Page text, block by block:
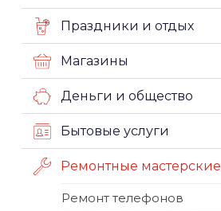
Праздники и отдых
Магазины
Деньги и общество
Бытовые услуги
Ремонтные мастерские
Ремонт телефонов